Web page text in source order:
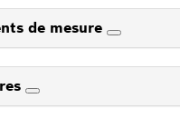
de mesure